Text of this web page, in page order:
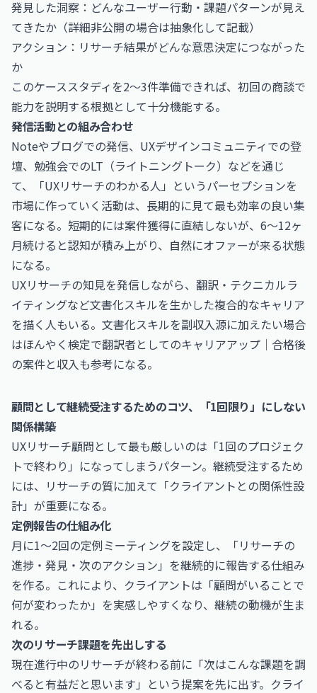
発見した洞察：どんなユーザー行動・課題パターンが見え
てきたか（詳細非公開の場合は抽象化して記載）
アクション：リサーチ結果がどんな意思決定につながった
か
このケーススタディを2〜3件準備できれば、初回の商談で
能力を説明する根拠として十分機能する。
発信活動との組み合わせ
Noteやブログでの発信、UXデザインコミュニティでの登
壇、勉強会でのLT（ライトニングトーク）などを通じ
て、「UXリサーチのわかる人」というパーセプションを
市場に作っていく活動は、長期的に見て最も効率の良い集
客になる。短期的には案件獲得に直結しないが、6〜12ヶ
月続けると認知が積み上がり、自然にオファーが来る状態
になる。
UXリサーチの知見を発信しながら、翻訳・テクニカルラ
イティングなど文書化スキルを生かした複合的なキャリア
を描く人もいる。文書化スキルを副収入源に加えたい場合
はほんやく検定で翻訳者としてのキャリアアップ｜合格後
の案件と収入も参考になる。
顧問として継続受注するためのコツ、「1回限り」にしない
関係構築
UXリサーチ顧問として最も厳しいのは「1回のプロジェク
トで終わり」になってしまうパターン。継続受注するため
には、リサーチの質に加えて「クライアントとの関係性設
計」が重要になる。
定例報告の仕組み化
月に1〜2回の定例ミーティングを設定し、「リサーチの
進捗・発見・次のアクション」を継続的に報告する仕組み
を作る。これにより、クライアントは「顧問がいることで
何が変わったか」を実感しやすくなり、継続の動機が生ま
れる。
次のリサーチ課題を先出しする
現在進行中のリサーチが終わる前に「次はこんな課題を調
べると有益だと思います」という提案を先に出す。クライ